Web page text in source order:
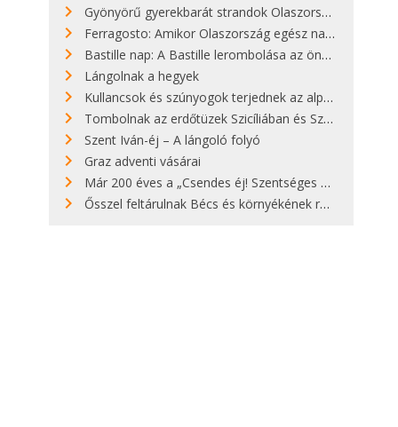
Gyönyörű gyerekbarát strandok Olaszországban - megmutatjuk a 15 legjobbat
Ferragosto: Amikor Olaszország egész nap nyaral
Bastille nap: A Bastille lerombolása az önkényuralom végét jelentette
Lángolnak a hegyek
Kullancsok és szúnyogok terjednek az alpesi legelőkön
Tombolnak az erdőtüzek Szicíliában és Szardínián
Szent Iván-éj – A lángoló folyó
Graz adventi vásárai
Már 200 éves a „Csendes éj! Szentséges éj!”
Ősszel feltárulnak Bécs és környékének rendkívüli építészeti kincsei